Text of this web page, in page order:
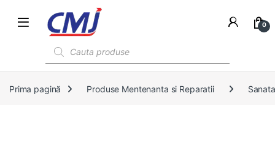
0
Prima pagină Produse Mentenanta si Reparatii